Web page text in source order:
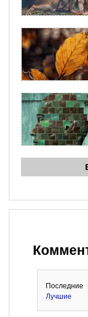
Последние
Лучшие